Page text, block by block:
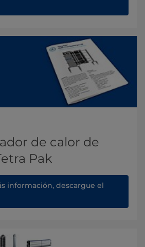
de calor de
Pak
información, descargue el